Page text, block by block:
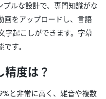
プルな設計で、専門知識がな
画をアップロードし、言語
字起こしができます。字幕
す。
精度は？
と非常に高く、雑音や複数